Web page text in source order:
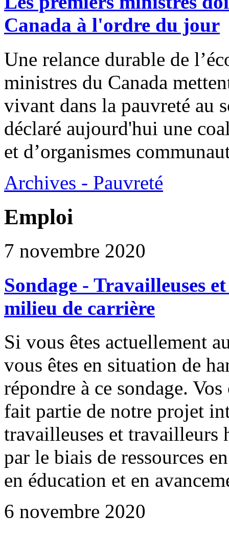
Canada à l'ordre du jour
Une relance durable de
ministres du Canada
vivant dans la pauvreté au
déclaré aujourd'hui une
et d’organismes
Archives - Pauvreté
Emploi
7 novembre 2020
Sondage - Travailleuses
milieu de carrière
Si vous êtes actuellement
vous êtes en situation de
répondre à ce sondage.
fait partie de notre projet
travailleuses et travailleurs
par le biais de ressources
en éducation et en
6 novembre 2020